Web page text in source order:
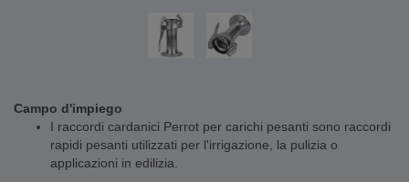
Campo d'impiego
I raccordi cardanici Perrot per carichi pesanti sono raccordi
rapidi pesanti utilizzati per l'irrigazione, la pulizia o
applicazioni in edilizia.